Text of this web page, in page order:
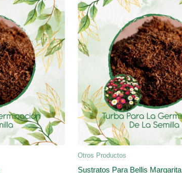
Otros Productos
Sustratos Para Bellis Margarita